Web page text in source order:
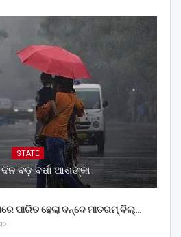
STATE
ବଡ଼ ବର୍ଷା ଆଶଙ୍କା
ପାରିତ ହେଲା ବନ୍ଦେ ମାତରମ୍‌ ବିଲ୍‌…